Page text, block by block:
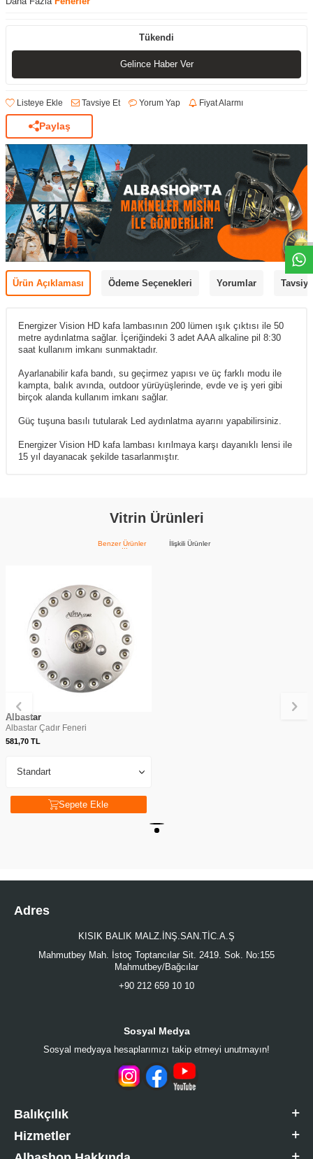
Tükendi
Gelince Haber Ver
Listeye Ekle Tavsiye Et Yorum Yap Fiyat Alarmı
Paylaş
Ürün Açıklaması Ödeme Seçenekleri Yorumlar
Energizer Vision HD kafa lambasının 200 lümen ışık çıktısı ile 50
metre aydınlatma sağlar. İçeriğindeki 3 adet AAA alkaline pil 8:30
saat kullanım imkanı sunmaktadır.
Ayarlanabilir kafa bandı, su geçirmez yapısı ve üç farklı modu ile
kampta, balık avında, outdoor yürüyüşlerinde, evde ve iş yeri gibi
birçok alanda kullanım imkanı sağlar.
Güç tuşuna basılı tutularak Led aydınlatma ayarını yapabilirsiniz.
Energizer Vision HD kafa lambası kırılmaya karşı dayanıklı lensi ile
15 yıl dayanacak şekilde tasarlanmıştır.
Vitrin Ürünleri
Benzer Ürünler İlişkili Ürünler
Albastar
Albastar Çadır Feneri
581,70 TL
Sepete Ekle
Adres
KISIK BALIK MALZ.İNŞ.SAN.TİC.A.Ş
Mahmutbey Mah. İstoç Toptancılar Sit. 2419. Sok. No:155
Mahmutbey/Bağcılar
+90 212 659 10 10
Sosyal Medya
Sosyal medyaya hesaplarımızı takip etmeyi unutmayın!
Balıkçılık
Hizmetler